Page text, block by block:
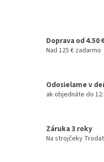
Doprava od 4.50
Nad 125 € zadarmo
Odosielame v
ak objednáte do
Záruka 3 roky
Na strojčeky